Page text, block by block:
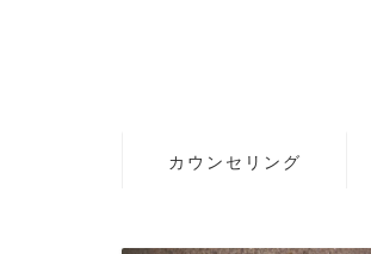
カウンセリング